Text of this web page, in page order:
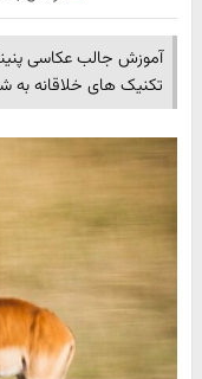
آموزش جالب عکاسی
تکنیک های خلاقانه به